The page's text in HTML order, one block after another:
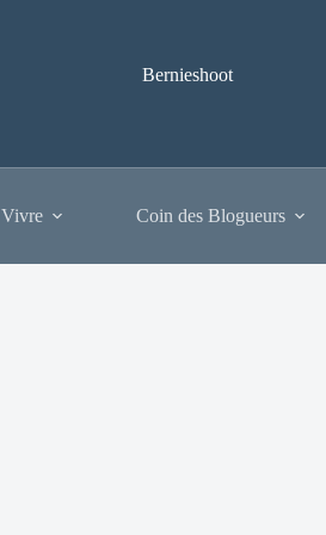
Bernieshoot
Coin des Blogueurs